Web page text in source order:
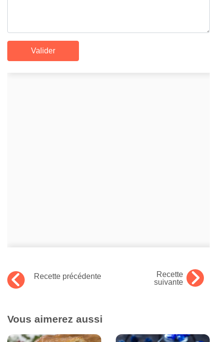
Recette précédente
Recette
suivante
Vous aimerez aussi